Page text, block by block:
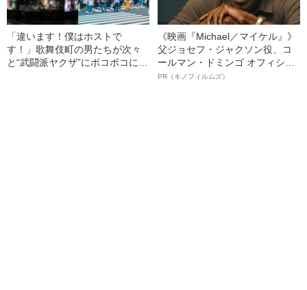
「違います！僕はホストで
す！」歌舞伎町の男たちが次々
と“武闘派ヤクザ”にボコボコにさ
《映画『Michael／マイケル』》
父ジョセフ・ジャクソン役、コ
ールマン・ドミンゴ オフィシャ
ルインタビュー“観客を魅了した
PR（キノフィルムズ）